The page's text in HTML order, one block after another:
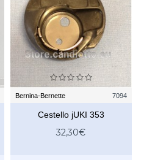
Bernina-Bernette 7094
Cestello jUKI 353
32,30€